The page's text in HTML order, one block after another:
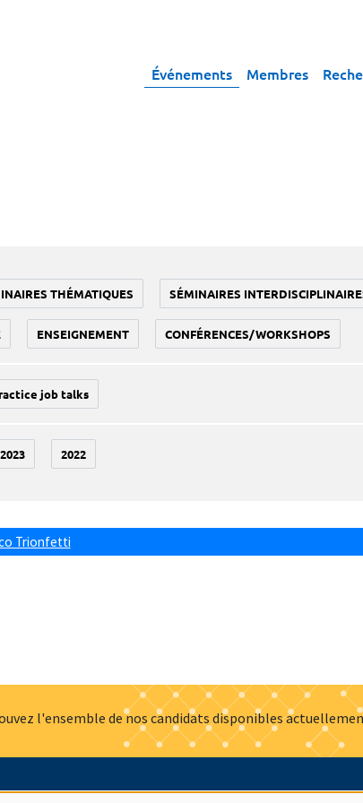
Événements Membres
THÉMATIQUES SÉMINAIRES
ENSEIGNEMENT CONFÉRENCES/WORKSHOPS
job talks
2023 2022
Trionfetti
l'ensemble de nos candidats disponibles
à Actualités Offres d'emploi Presse Mentions